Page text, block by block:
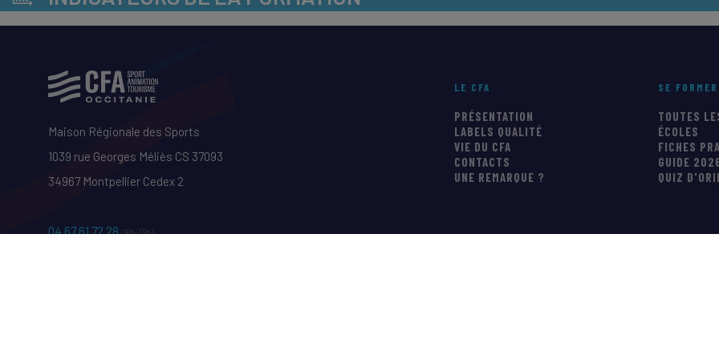
Maison Régionale des Sports
1039 rue Georges Méliès CS 37093
34967 Montpellier Cedex 2
04 67 61 72 28 (9h–13h)
LE CFA
PRÉSENTATION
LABELS QUALITÉ
VIE DU CFA
CONTACTS
UNE REMARQUE ?
SE FORMER
TOUTES
ÉCOLES
FICHES
GUIDE
QUIZ